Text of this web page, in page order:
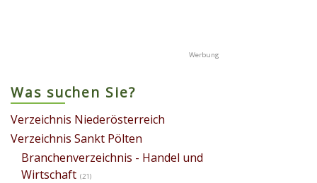
Was suchen Sie?
Verzeichnis Niederösterreich
Verzeichnis Sankt Pölten
Branchenverzeichnis - Handel und
Wirtschaft (21)